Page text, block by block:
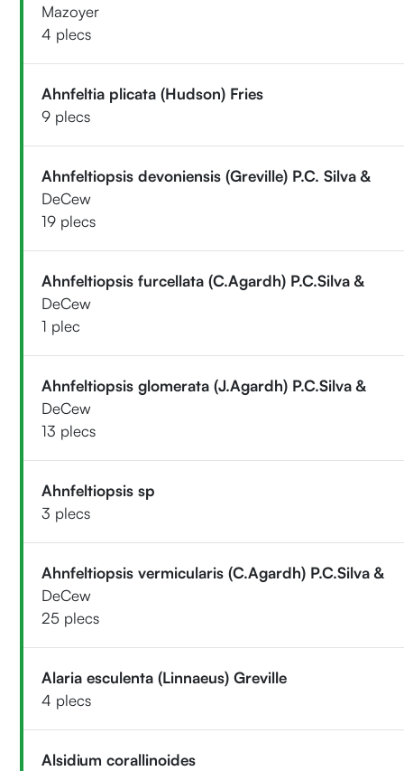
Mazoyer
4 plecs
Ahnfeltia plicata (Hudson) Fries
9 plecs
Ahnfeltiopsis devoniensis (Greville) P.C. Silva &
DeCew
19 plecs
Ahnfeltiopsis furcellata (C.Agardh) P.C.Silva &
DeCew
1 plec
Ahnfeltiopsis glomerata (J.Agardh) P.C.Silva &
DeCew
13 plecs
Ahnfeltiopsis sp
3 plecs
Ahnfeltiopsis vermicularis (C.Agardh) P.C.Silva &
DeCew
25 plecs
Alaria esculenta (Linnaeus) Greville
4 plecs
Alsidium corallinoides